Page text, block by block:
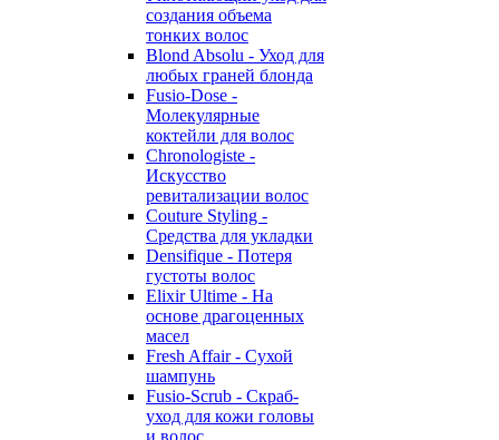
создания объема
тонких волос
Blond Absolu - Уход для
любых граней блонда
Fusio-Dose -
Молекулярные
коктейли для волос
Chronologiste -
Искусство
ревитализации волос
Couture Styling -
Средства для укладки
Densifique - Потеря
густоты волос
Elixir Ultime - На
основе драгоценных
масел
Fresh Affair - Сухой
шампунь
Fusio-Scrub - Скраб-
уход для кожи головы
и волос